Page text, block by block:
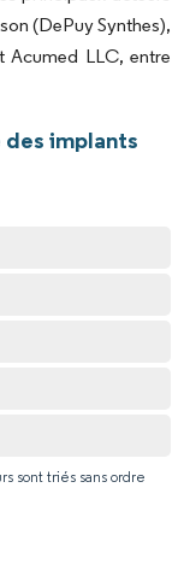
(DePuy Synthes),
Acumed LLC, entre
implants
sont triés sans ordre